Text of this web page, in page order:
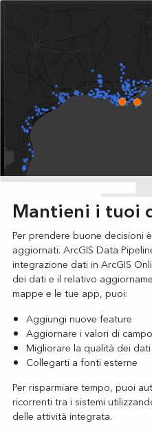
Mantieni i tuoi
Per prendere buone decisioni
aggiornati. ArcGIS Data
integrazione dati in ArcGIS
dei dati e il relativo
mappe e le tue app, puoi:
Aggiungi nuove feature
Aggiornare i valori di campo
Migliorare la qualità dei dati
Collegarti a fonti esterne
Per risparmiare tempo, puoi
ricorrenti tra i sistemi
delle attività integrata.